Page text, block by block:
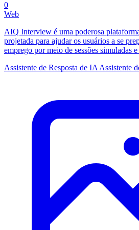
0
Web
AIQ Interview é uma poderosa
projetada para ajudar os usuários a se
emprego por meio de sessões simuladas
Assistente de Resposta de IA Assistente